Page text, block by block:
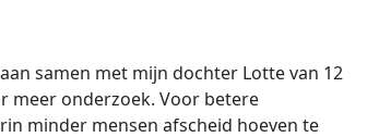
samen met mijn dochter Lotte van 12
meer onderzoek. Voor betere
minder mensen afscheid hoeven te